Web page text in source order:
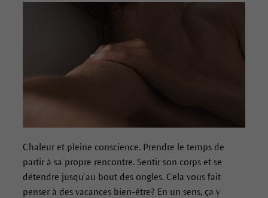
Chaleur et pleine conscience. Prendre le temps de
partir à sa propre rencontre. Sentir son corps et se
détendre jusqu’au bout des ongles. Cela vous fait
penser à des vacances bien-être? En un sens, ça y